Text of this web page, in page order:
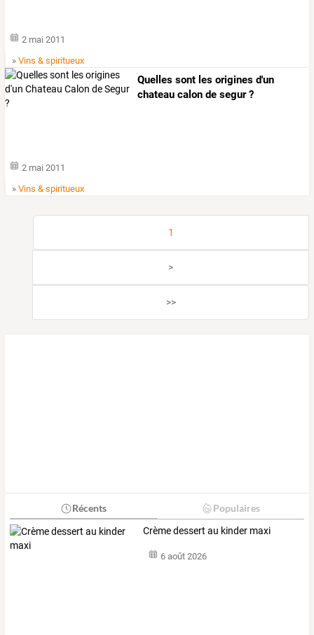
2 mai 2011
»Vins & spiritueux
Quelles sont les origines d'un
chateau calon de segur ?
2 mai 2011
»Vins & spiritueux
1
>
>>
Récents Populaires
Crème dessert au kinder maxi
6 août 2026